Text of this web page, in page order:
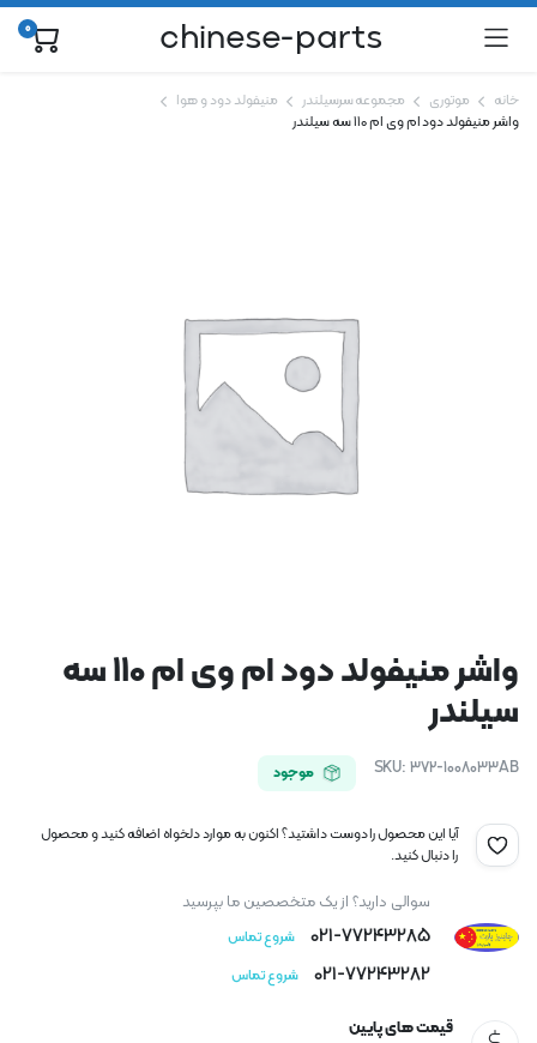
chinese-parts
0
خانه موتوری مجموعه سرسیلندر
منیفولد دود و هوا
واشر منیفولد دود ام وی ام 110 سه سیلندر
واشر منیفولد دود ام وی ام 110 سه
سیلندر
SKU: 372-1008033AB موجود
آیا این محصول را دوست داشتید؟ اکنون به موارد دلخواه اضافه کنید و محصول
را دنبال کنید.
سوالی دارید؟ از یک متخصصین ما بپرسید
021-77243285 شروع تماس
021-77243282 شروع تماس
قیمت های پایین